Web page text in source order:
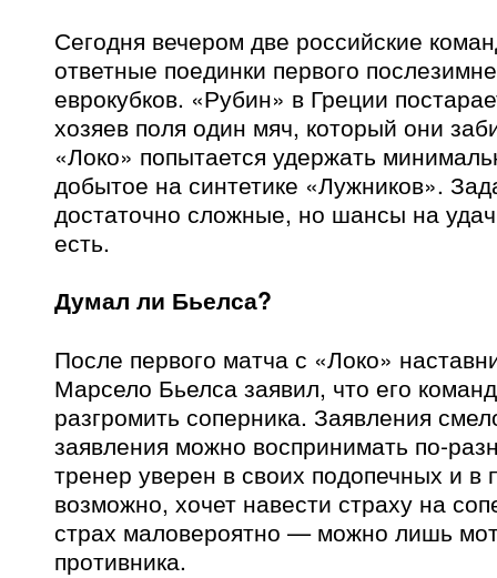
Сегодня вечером две российские
ответные поединки первого
еврокубков. «Рубин» в Греции
хозяев поля один мяч, который они
«Локо» попытается удержать
добытое на синтетике «Лужников».
достаточно сложные, но шансы на
есть.
Думал ли Бьелса?
После первого матча с «Локо»
Марсело Бьелса заявил, что его
разгромить соперника. Заявления
заявления можно воспринимать по-
тренер уверен в своих подопечных и в
возможно, хочет навести страху на
страх маловероятно — можно лишь
противника.